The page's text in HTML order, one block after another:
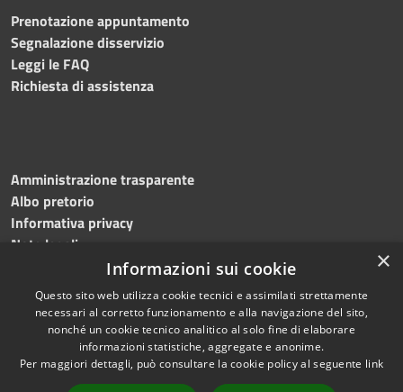
Prenotazione appuntamento
Segnalazione disservizio
Leggi le FAQ
Richiesta di assistenza
Amministrazione trasparente
Albo pretorio
Informativa privacy
Note legali
Dichiarazione di accessibilità
Accessibilità
Copyright © 2026 • Comune di
Mottola • Powered by
×
Informazioni sui cookie
Questo sito web utilizza cookie tecnici e assimilati strettamente
necessari al corretto funzionamento e alla navigazione del sito,
nonché un cookie tecnico analitico al solo fine di elaborare
informazioni statistiche, aggregate e anonime.
Per maggiori dettagli, può consultare la cookie policy al seguente link